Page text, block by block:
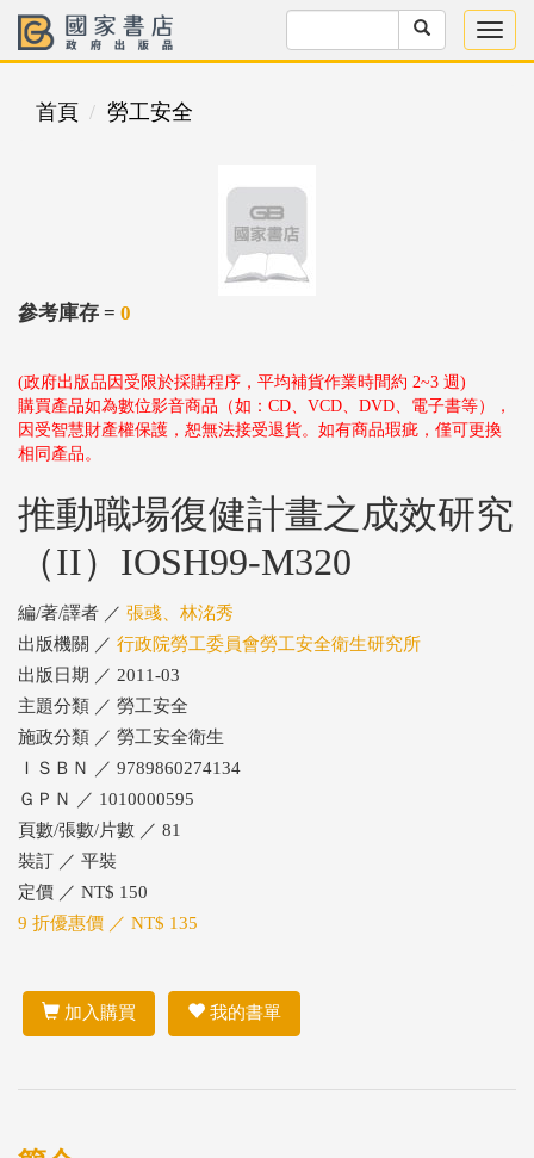
首頁 勞工安全
參考庫存 = 0
(政府出版品因受限於採購程序，平均補貨作業時間約 2~3 週)
購買產品如為數位影音商品（如：CD、VCD、DVD、電子書等），
因受智慧財產權保護，恕無法接受退貨。如有商品瑕疵，僅可更換
相同產品。
推動職場復健計畫之成效研究
（II）IOSH99-M320
編/著/譯者 ／ 張彧、林洺秀
出版機關 ／ 行政院勞工委員會勞工安全衛生研究所
出版日期 ／ 2011-03
主題分類 ／ 勞工安全
施政分類 ／ 勞工安全衛生
ＩＳＢＮ ／ 9789860274134
ＧＰＮ ／ 1010000595
頁數/張數/片數 ／ 81
裝訂 ／ 平裝
定價 ／ NT$ 150
9 折優惠價 ／ NT$ 135
加入購買 我的書單